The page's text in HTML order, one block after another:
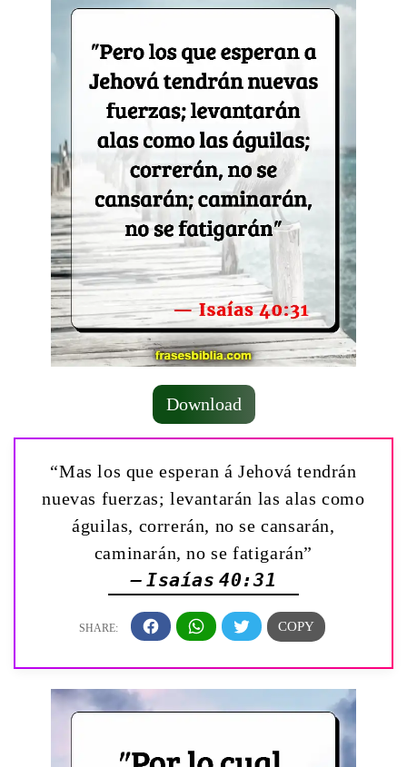
Download
“Mas los que esperan á Jehová tendrán
nuevas fuerzas; levantarán las alas como
águilas, correrán, no se cansarán,
caminarán, no se fatigarán”
— Isaías 40:31